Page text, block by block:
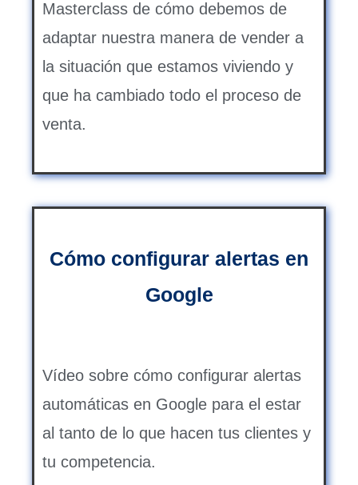
Masterclass de cómo debemos de
adaptar nuestra manera de vender a
la situación que estamos viviendo y
que ha cambiado todo el proceso de
venta.
Cómo configurar alertas en
Google
Vídeo sobre cómo configurar alertas
automáticas en Google para el estar
al tanto de lo que hacen tus clientes y
tu competencia.